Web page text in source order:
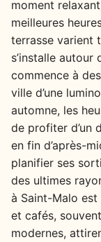
moment
meilleures
terrasse varient
s’installe autour
commence à
ville d’une
automne, les
de profiter d’un
en fin d’après-
planifier ses
des ultimes
à Saint-Malo
et cafés,
modernes,